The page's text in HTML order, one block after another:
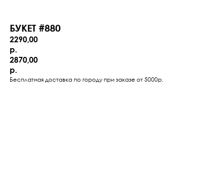
БУКЕТ #880
2290,00
р.
2870,00
р.
Бесплатная доставка по городу при заказе от 5000р.